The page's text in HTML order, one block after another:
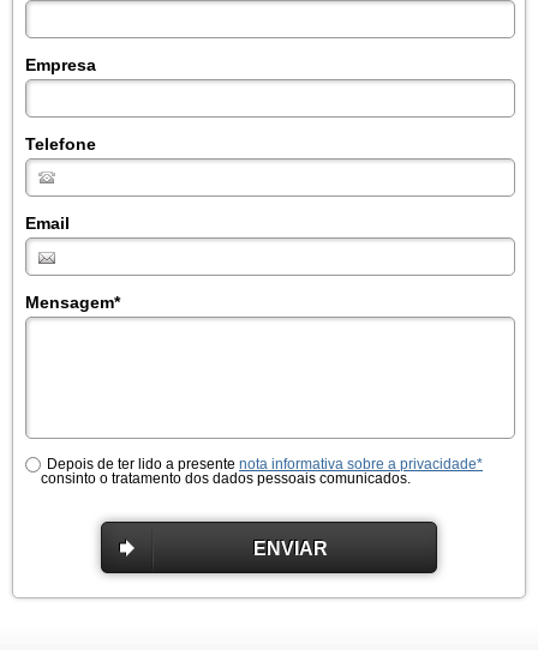
Empresa
Telefone
Email
Mensagem*
Depois de ter lido a presente nota informativa sobre a privacidade*
consinto o tratamento dos dados pessoais comunicados.
ENVIAR